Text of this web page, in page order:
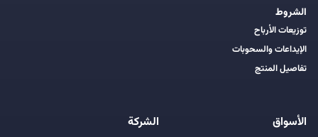
الشروط
توزيعات الأرباح
الإيداعات والسحوبات
تفاصيل المنتج
الأسواق الشركة